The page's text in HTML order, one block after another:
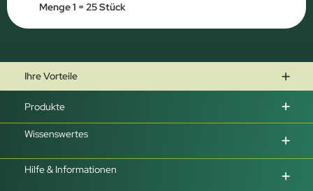
Menge 1 = 25 Stück
Ihre Vorteile
Produkte
Wissenswertes
Hilfe & Informationen